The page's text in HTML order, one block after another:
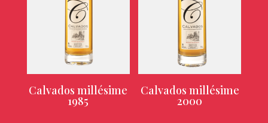
Calvados millésime
1985
Calvados millésime
2000